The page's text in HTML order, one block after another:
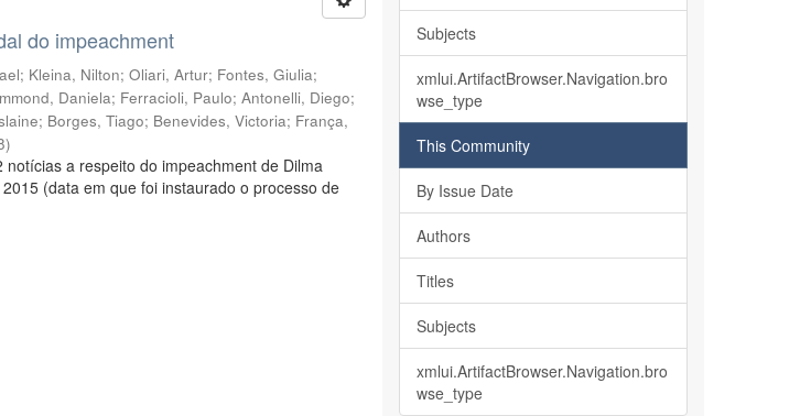
do impeachment
; Kleina, Nilton;Oliari, Artur; Fontes, Giulia;
Daniela; Ferracioli, Paulo;Antonelli, Diego;
; Borges, Tiago; Benevides, Victoria; França,
)
a respeito do impeachment de Dilma
(data em que foi instaurado o processo de
Subjects
xmlui.ArtifactBrowser.Navigation.bro
wse_type
This Community
By Issue Date
Authors
Titles
Subjects
xmlui.ArtifactBrowser.Navigation.bro
wse_type